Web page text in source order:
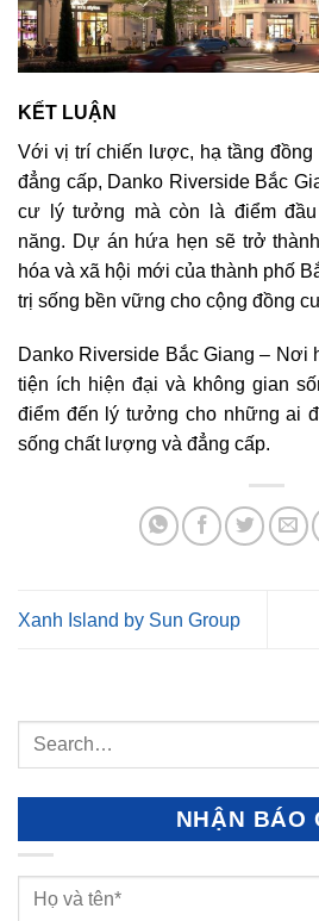
KẾT LUẬN
Với vị trí chiến lược, hạ tầng đồng
đẳng cấp, Danko Riverside Bắc
cư lý tưởng mà còn là điểm
năng. Dự án hứa hẹn sẽ trở
hóa và xã hội mới của thành phố
trị sống bền vững cho cộng đồng
Danko Riverside Bắc Giang – Nơi
tiện ích hiện đại và không gian
điểm đến lý tưởng cho những ai
sống chất lượng và đẳng cấp.
Xanh Island by Sun Group
NHẬN BÁO